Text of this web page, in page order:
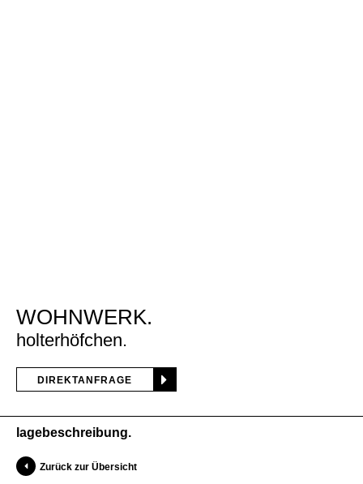
WOHNWERK
holterhöfchen
DIREKTANFRAGE
lagebeschreibung
Zurück zur Übersicht